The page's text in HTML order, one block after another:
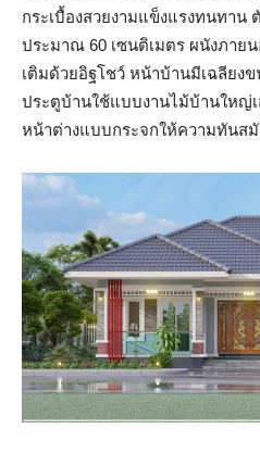
กระเบื้องสวยงามแข็งแรงทนทาน
ประมาณ 60 เซนติเมตร ผนังภาย
เติมด้วยอิฐโชว์ หน้าบ้านมีเฉลียง
ประตูบ้านใช้แบบงานไม้บ้านใหญ่
หน้าต่างแบบกระจกให้ความทันส